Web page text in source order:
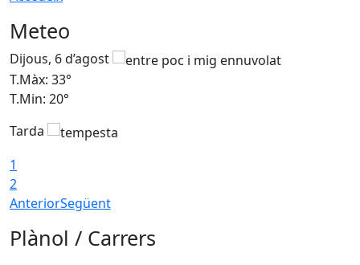
Meteo
Dijous, 6 d’agost
T.Màx: 33°
T.Min: 20°
Tarda
1
2
AnteriorSegüent
Plànol / Carrers